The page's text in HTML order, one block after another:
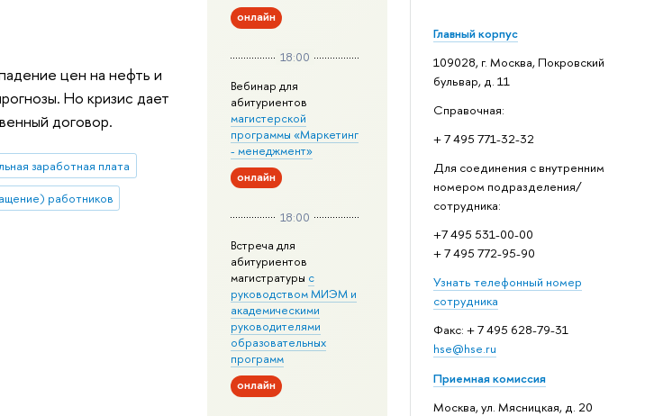
Главный корпус
109028, г. Москва, Покровский
бульвар, д. 11
Справочная:
+ 7 495 771-32-32
Для соединения с внутренним
номером подразделения/
сотрудника:
+7 495 531-00-00
+ 7 495 772-95-90
Узнать телефонный номер
сотрудника
Факс: + 7 495 628-79-31
hse@hse.ru
Приемная комиссия
Москва, ул. Мясницкая, д. 20
онлайн
18:00
Вебинар для
абитуриентов
магистерской
программы «Маркетинг
- менеджмент»
онлайн
18:00
Встреча для
абитуриентов
магистратуры с
руководством МИЭМ и
академическими
руководителями
образовательных
программ
онлайн
цен на нефть и
Но кризис дает
договор.
заработная плата
работников